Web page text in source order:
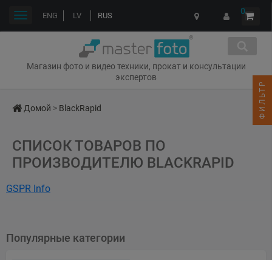
ENG LV RUS 0
Магазин фото и видео техники, прокат и консультации
экспертов
Переключить
Домой > BlackRapid
СПИСОК ТОВАРОВ ПО
ПРОИЗВОДИТЕЛЮ BLACKRAPID
GSPR Info
Популярные категории
ФИЛЬТР